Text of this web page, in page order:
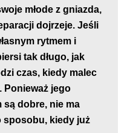
młode z gniazda,
dojrzeje. Jeśli
rytmem i
tak długo, jak
czas, kiedy malec
Ponieważ jego
są dobre, nie ma
sposobu, kiedy już